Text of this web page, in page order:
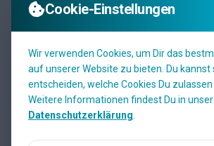
Cookie-Einstellungen
Wir verwenden Cookies, um Dir das
auf unserer Website zu bieten. Du kannst
entscheiden, welche Cookies Du
Weitere Informationen findest Du in
Datenschutzerklärung
Pobacken
Dieser Bereich umfasst beide
bezieht sich auf die äußere Hautfläche
Gesäßes, also die sichtbaren Po-
ab